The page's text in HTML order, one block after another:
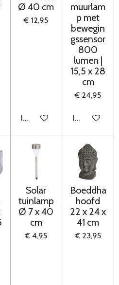
Ø 40 cm
€ 12,95
In winkelwagen
muurlam
p met
bewegin
gssensor
800
lumen |
15,5 x 28
cm
€ 24,95
In
Solar
tuinlamp
Ø 7 x 40
cm
€ 4,95
Boeddha
hoofd
22 x 24 x
41 cm
€ 23,95